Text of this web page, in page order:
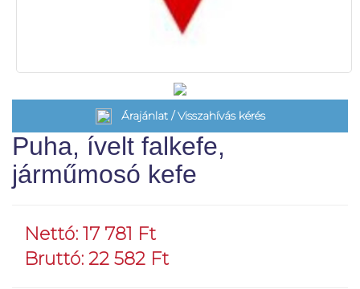
Árajánlat / Visszahívás kérés
Puha, ívelt falkefe,
járműmosó kefe
Nettó: 17 781 Ft
Bruttó: 22 582 Ft